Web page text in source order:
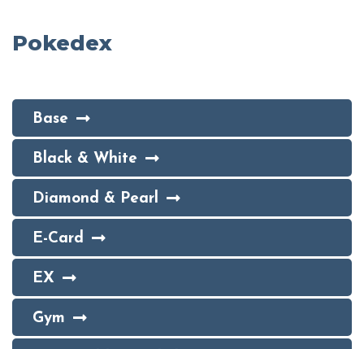
Pokedex
Base
Black & White
Diamond & Pearl
E-Card
EX
Gym